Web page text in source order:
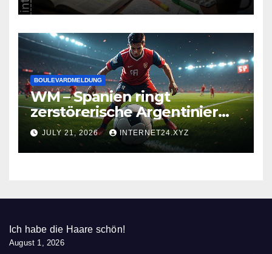
BOULEVARDMELDUNG
WM – Spanien ringt
zerstörerische Argentinier
nieder
JULY 21, 2026 INTERNET24.XYZ
Ich habe die Haare schön!
August 1, 2026